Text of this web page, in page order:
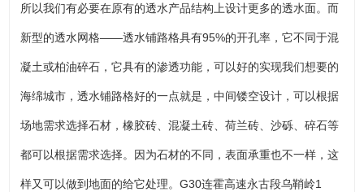
所以我们有必要在原有的透水产品结构上设计更多的透水面。而
新型的透水网格——透水铺路格具有95%的开孔率，它不同于混
凝土或柏油碎石，它具有的渗透功能，可以好的实现我们想要的
海绵城市，透水铺路格好的一点就是，中间镂空设计，可以根据
场地需求选择石材，橡胶砖、混凝土砖、荷兰砖、沙砾、碎石等
都可以根据需求选择。因为石材的不同，表面承重也不一样，这
样又可以做到地面的给它处理。G30连霍高速永古段乌鞘岭1